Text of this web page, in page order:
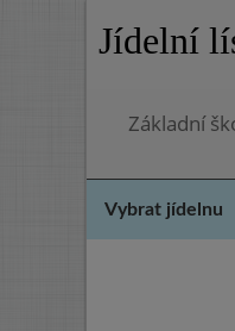
Jídelní
Základní
Vybrat jídelnu